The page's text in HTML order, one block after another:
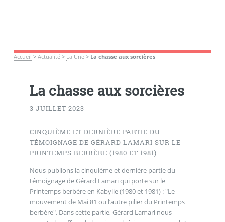
Accueil > Actualité> La Une> La chasse aux sorcières
La chasse aux sorcières
3 JUILLET 2023
CINQUIÈME ET DERNIÈRE PARTIE DU
TÉMOIGNAGE DE GÉRARD LAMARI SUR LE
PRINTEMPS BERBÈRE (1980 ET 1981)
Nous publions la cinquième et dernière partie du
témoignage de Gérard Lamari qui porte sur le
Printemps berbère en Kabylie (1980 et 1981) : "Le
mouvement de Mai 81 ou l’autre pilier du Printemps
berbère". Dans cette partie, Gérard Lamari nous